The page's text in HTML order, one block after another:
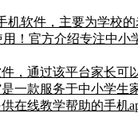
机软件，主要为学校
！官方介绍专注中
，通过该平台家长
一款服务于中小学生
在线教学帮助的手